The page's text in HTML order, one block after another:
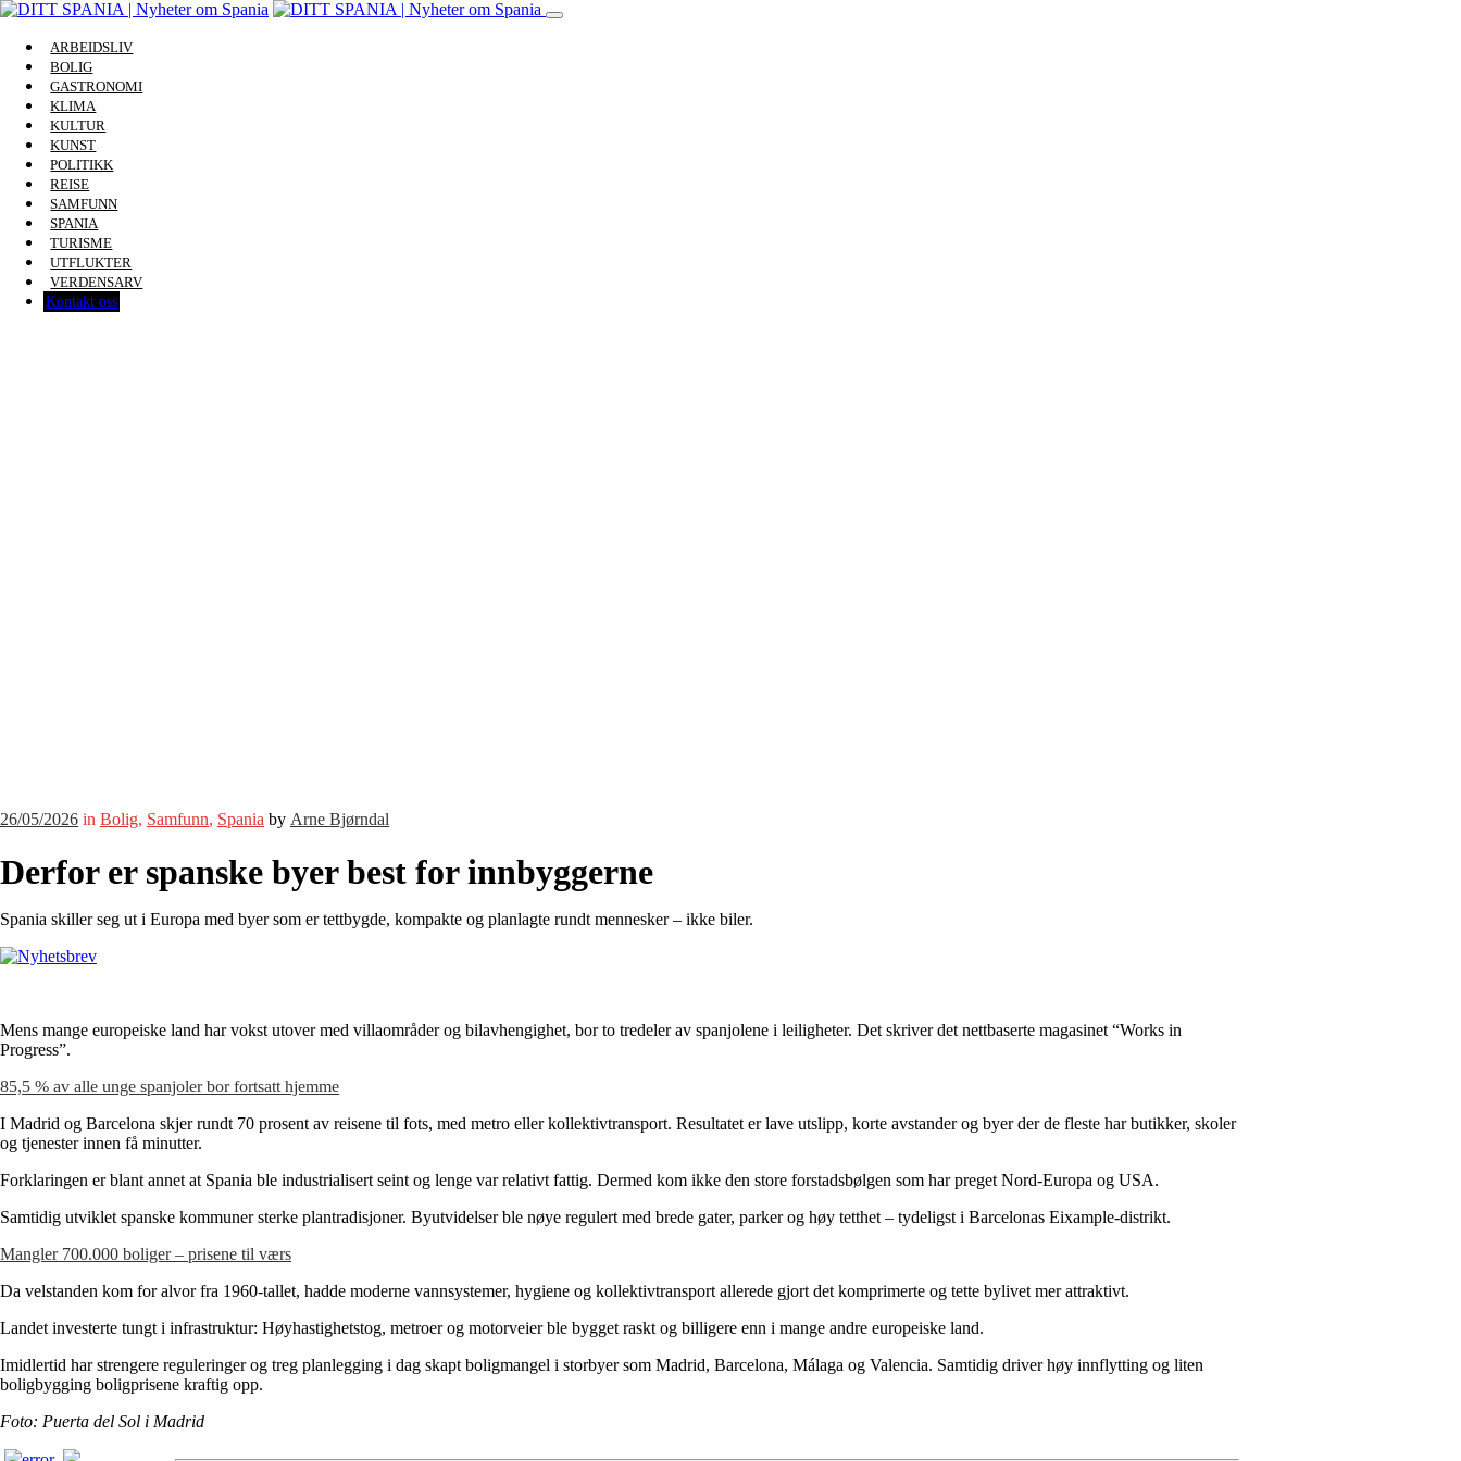
ARBEIDSLIV
BOLIG
GASTRONOMI
KLIMA
KULTUR
KUNST
POLITIKK
REISE
SAMFUNN
SPANIA
TURISME
UTFLUKTER
VERDENSARV
Kontakt oss
26/05/2026 in Bolig, Samfunn, Spania by Arne Bjørndal
Derfor er spanske byer best for innbyggerne
Spania skiller seg ut i Europa med byer som er tettbygde, kompakte og planlagte rundt mennesker – ikke biler.
Mens mange europeiske land har vokst utover med villaområder og bilavhengighet, bor to tredeler av spanjolene i leiligheter. Det skriver det nettbaserte magasinet “Works in
Progress”.
85,5 % av alle unge spanjoler bor fortsatt hjemme
I Madrid og Barcelona skjer rundt 70 prosent av reisene til fots, med metro eller kollektivtransport. Resultatet er lave utslipp, korte avstander og byer der de fleste har butikker, skoler
og tjenester innen få minutter.
Forklaringen er blant annet at Spania ble industrialisert seint og lenge var relativt fattig. Dermed kom ikke den store forstadsbølgen som har preget Nord-Europa og USA.
Samtidig utviklet spanske kommuner sterke plantradisjoner. Byutvidelser ble nøye regulert med brede gater, parker og høy tetthet – tydeligst i Barcelonas Eixample-distrikt.
Mangler 700.000 boliger – prisene til værs
Da velstanden kom for alvor fra 1960-tallet, hadde moderne vannsystemer, hygiene og kollektivtransport allerede gjort det komprimerte og tette bylivet mer attraktivt.
Landet investerte tungt i infrastruktur: Høyhastighetstog, metroer og motorveier ble bygget raskt og billigere enn i mange andre europeiske land.
Imidlertid har strengere reguleringer og treg planlegging i dag skapt boligmangel i storbyer som Madrid, Barcelona, Málaga og Valencia. Samtidig driver høy innflytting og liten
boligbygging boligprisene kraftig opp.
Foto: Puerta del Sol i Madrid